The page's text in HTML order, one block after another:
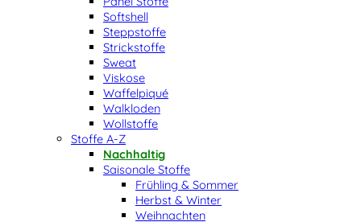
Softshell
Steppstoffe
Strickstoffe
Sweat
Viskose
Waffelpiqué
Walkloden
Wollstoffe
Stoffe A-Z
Nachhaltig
Saisonale Stoffe
Frühling & Sommer
Herbst & Winter
Weihnachten